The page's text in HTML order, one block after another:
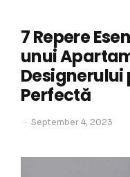
7 Repere
unui
Perfectă
September 4, 2023